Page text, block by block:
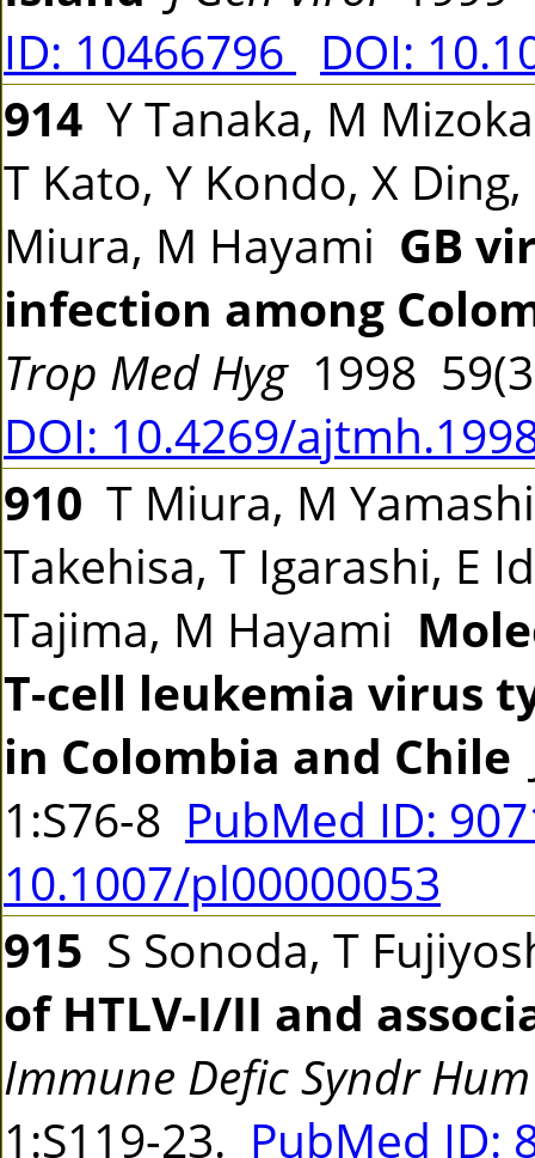
ID: 10466796
DOI:
914 Y Tanaka, M
T Kato, Y Kondo, X
Miura, M Hayami GB
infection among
Trop Med Hyg1998
DOI: 10.4269/
910 T Miura, M
Takehisa, T Igarashi, E
Tajima, M Hayami
T-cell leukemia virus
in Colombia and Chile
1:S76-8 PubMed ID:
10.1007/pl00000053
915 S Sonoda, T
of HTLV-I/II and
Immune Defic Syndr
1:S119-23. PubMed ID: